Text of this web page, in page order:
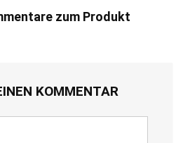
zum Produkt
KOMMENTAR